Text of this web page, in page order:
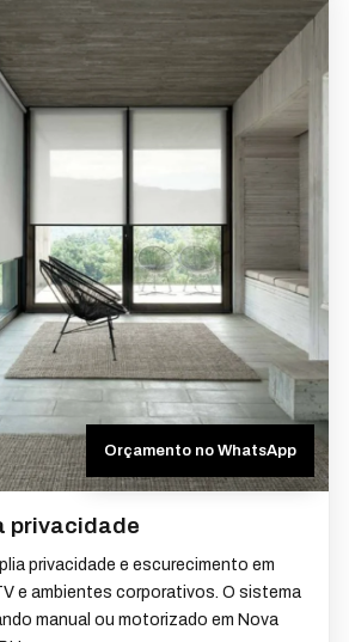
privacidade
privacidade e escurecimento em
e ambientes corporativos. O sistema
manual ou motorizado em Nova
Orçamento no WhatsApp